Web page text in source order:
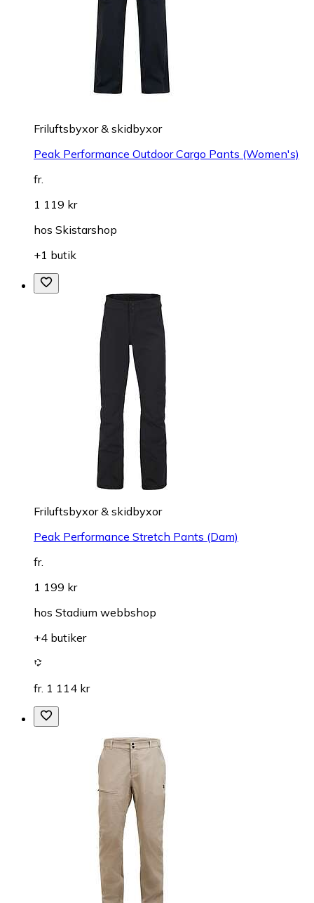
Friluftsbyxor & skidbyxor
Peak Performance Outdoor Cargo Pants (Women's)
fr.
1 119 kr
hos Skistarshop
+1 butik
Friluftsbyxor & skidbyxor
Peak Performance Stretch Pants (Dam)
fr.
1 199 kr
hos Stadium webbshop
+4 butiker
fr. 1 114 kr